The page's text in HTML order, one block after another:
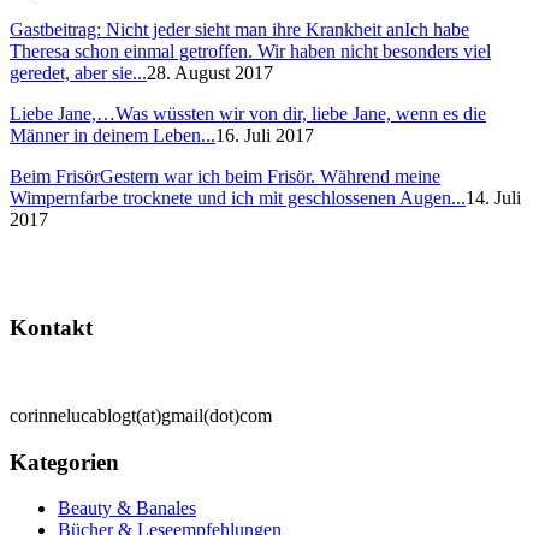
Gastbeitrag: Nicht jeder sieht man ihre Krankheit anIch habe
Theresa schon einmal getroffen. Wir haben nicht besonders viel
geredet, aber sie...28. August 2017
Liebe Jane,…Was wüssten wir von dir, liebe Jane, wenn es die
Männer in deinem Leben...16. Juli 2017
Beim FrisörGestern war ich beim Frisör. Während meine
Wimpernfarbe trocknete und ich mit geschlossenen Augen...14. Juli
2017
Kontakt
corinnelucablogt(at)gmail(dot)com
Kategorien
Beauty & Banales
Bücher & Leseempfehlungen